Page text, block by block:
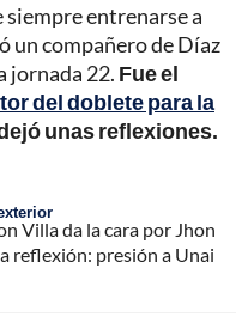
siempre entrenarse a
un compañero de Díaz
jornada 22. Fue el
del doblete para la
unas reflexiones.
Villa da la cara por Jhon
reflexión: presión a Unai